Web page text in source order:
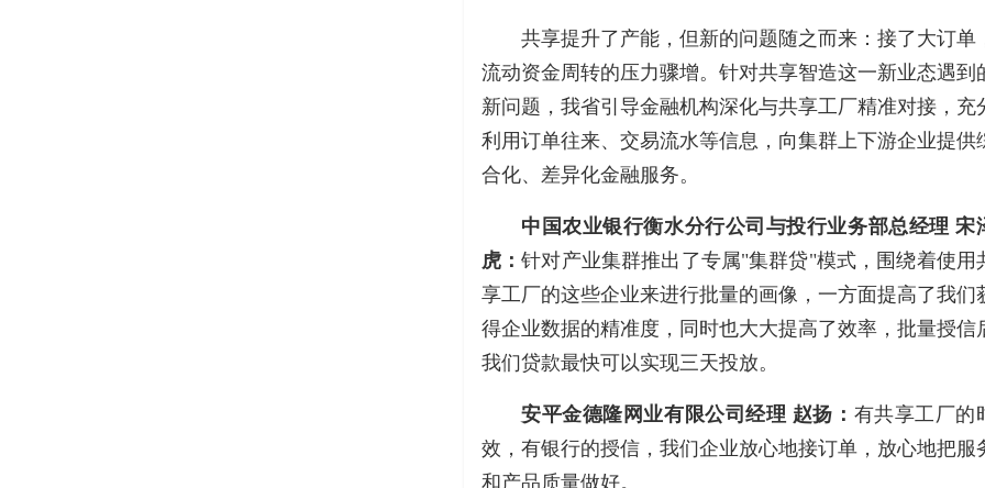
共享提升了产能，但新的问题随之而来：接了大订单
流动资金周转的压力骤增。针对共享智造这一新业态遇到
新问题，我省引导金融机构深化与共享工厂精准对接，充
利用订单往来、交易流水等信息，向集群上下游企业提供
合化、差异化金融服务。
中国农业银行衡水分行公司与投行业务部总经理 宋
虎：针对产业集群推出了专属"集群贷"模式，围绕着使用
享工厂的这些企业来进行批量的画像，一方面提高了我们
得企业数据的精准度，同时也大大提高了效率，批量授信
我们贷款最快可以实现三天投放。
安平金德隆网业有限公司经理 赵扬： 有共享工厂的
效，有银行的授信，我们企业放心地接订单，放心地把服
和产品质量做好。